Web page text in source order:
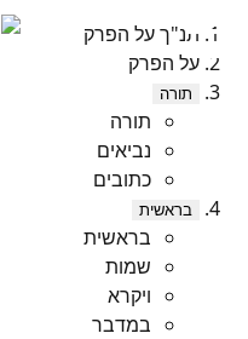
תנ"ך על הפרק
על הפרק
תורה
תורה
נביאים
כתובים
בראשית
בראשית
שמות
ויקרא
במדבר